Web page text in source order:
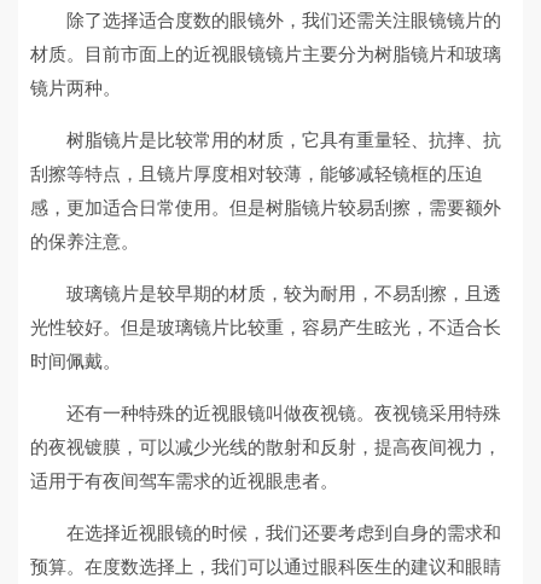
除了选择适合度数的眼镜外，我们还需关注眼镜镜片的
材质。目前市面上的近视眼镜镜片主要分为树脂镜片和玻璃
镜片两种。
树脂镜片是比较常用的材质，它具有重量轻、抗摔、抗
刮擦等特点，且镜片厚度相对较薄，能够减轻镜框的压迫
感，更加适合日常使用。但是树脂镜片较易刮擦，需要额外
的保养注意。
玻璃镜片是较早期的材质，较为耐用，不易刮擦，且透
光性较好。但是玻璃镜片比较重，容易产生眩光，不适合长
时间佩戴。
还有一种特殊的近视眼镜叫做夜视镜。夜视镜采用特殊
的夜视镀膜，可以减少光线的散射和反射，提高夜间视力，
适用于有夜间驾车需求的近视眼患者。
在选择近视眼镜的时候，我们还要考虑到自身的需求和
预算。在度数选择上，我们可以通过眼科医生的建议和眼睛